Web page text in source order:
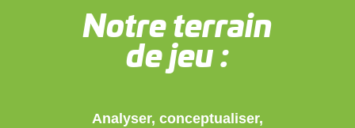
Notre terrain
de jeu :
Analyser, conceptualiser,